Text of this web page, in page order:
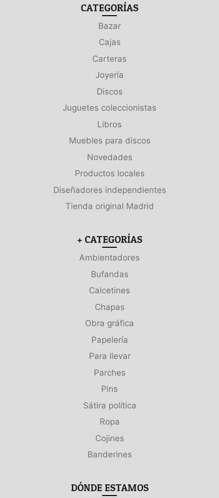
CATEGORÍAS
Bazar
Cajas
Carteras
Joyería
Discos
Juguetes coleccionistas
Libros
Muebles para discos
Novedades
Productos locales
Diseñadores independientes
Tienda original Madrid
+ CATEGORÍAS
Ambientadores
Bufandas
Calcetines
Chapas
Obra gráfica
Papelería
Para llevar
Parches
Pins
Sátira política
Ropa
Cojines
Banderines
DÓNDE ESTAMOS